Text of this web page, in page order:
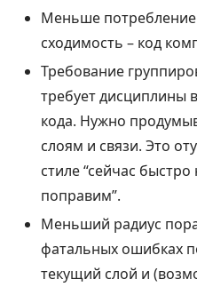
Меньше
сходимость – код
Требование
требует дисциплины
кода. Нужно
слоям и связи. Это
стиле “сейчас
поправим”.
Меньший радиус
фатальных ошибках
текущий слой и